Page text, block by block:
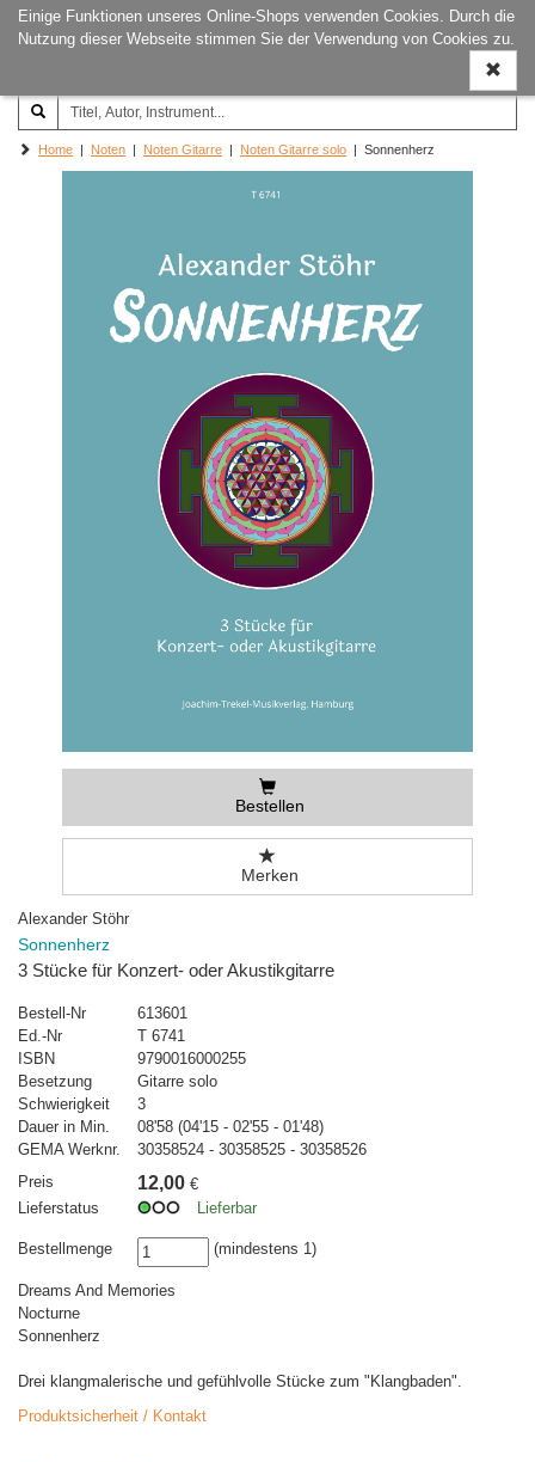
Einige Funktionen unseres Online-Shops verwenden Cookies. Durch die
Nutzung dieser Webseite stimmen Sie der Verwendung von Cookies zu.
ein-/
Joachim‐Trekel‐Musikverlag,
Hamburg
Home | Noten | Noten Gitarre | Noten Gitarre solo | Sonnenherz
Bestellen
Merken
Alexander Stöhr
Sonnenherz
3 Stücke für Konzert- oder Akustikgitarre
Bestell-Nr
613601
Ed.-Nr
T 6741
ISBN
9790016000255
Besetzung
Gitarre solo
Schwierigkeit
3
Dauer in Min.
08'58 (04'15 - 02'55 - 01'48)
GEMA Werknr.
30358524 - 30358525 - 30358526
Preis
12,00 €
Lieferstatus
Lieferbar
Bestellmenge (mindestens 1)
Dreams And Memories
Nocturne
Sonnenherz
Drei klangmalerische und gefühlvolle Stücke zum "Klangbaden".
Produktsicherheit / Kontakt